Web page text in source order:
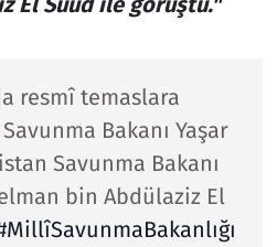
resmî temaslara
Bakanı Yaşar
Savunma Bakanı
bin Abdülaziz El